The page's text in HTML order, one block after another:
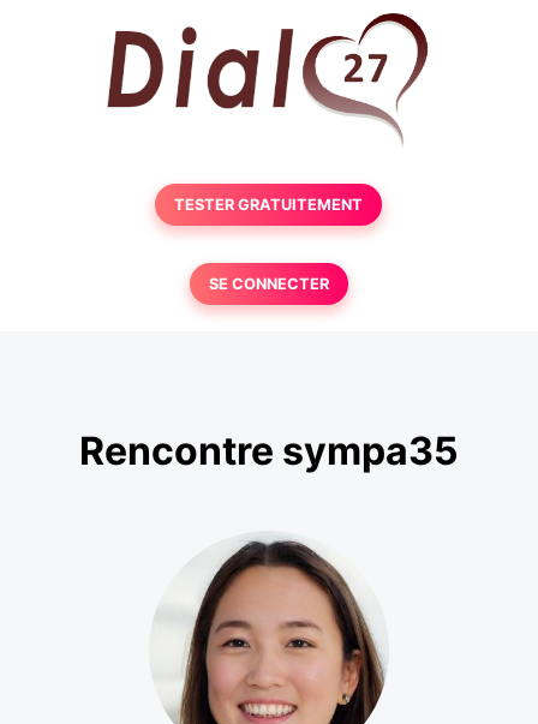
TESTER GRATUITEMENT
SE CONNECTER
Rencontre sympa35